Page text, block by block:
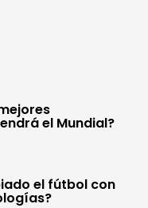
el Mundial?
el fútbol con